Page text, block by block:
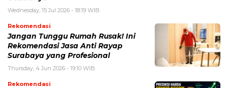
Wednesday, 15 Jul 2026 - 18:19 WIB
Rekomendasi
Jangan Tunggu Rumah Rusak! Ini
Rekomendasi Jasa Anti Rayap
Surabaya yang Profesional
Thursday, 4 Jun 2026 - 19:10 WIB
Rekomendasi